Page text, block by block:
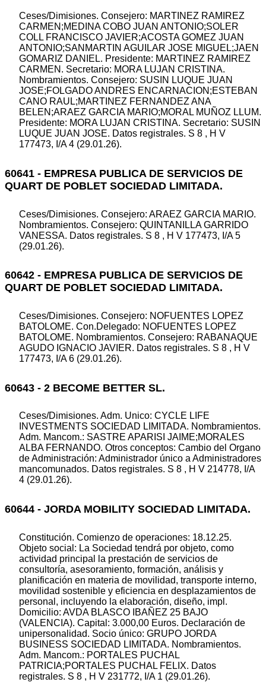
Ceses/Dimisiones. Consejero: MARTINEZ RAMIREZ
CARMEN;MEDINA COBO JUAN ANTONIO;SOLER
COLL FRANCISCO JAVIER;ACOSTA GOMEZ JUAN
ANTONIO;SANMARTIN AGUILAR JOSE MIGUEL;JAEN
GOMARIZ DANIEL. Presidente: MARTINEZ RAMIREZ
CARMEN. Secretario: MORA LUJAN CRISTINA.
Nombramientos. Consejero: SUSIN LUQUE JUAN
JOSE;FOLGADO ANDRES ENCARNACION;ESTEBAN
CANO RAUL;MARTINEZ FERNANDEZ ANA
BELEN;ARAEZ GARCIA MARIO;MORAL MUÑOZ LLUM.
Presidente: MORA LUJAN CRISTINA. Secretario: SUSIN
LUQUE JUAN JOSE. Datos registrales. S 8 , H V
177473, I/A 4 (29.01.26).
60641 - EMPRESA PUBLICA DE SERVICIOS DE
QUART DE POBLET SOCIEDAD LIMITADA.
Ceses/Dimisiones. Consejero: ARAEZ GARCIA MARIO.
Nombramientos. Consejero: QUINTANILLA GARRIDO
VANESSA. Datos registrales. S 8 , H V 177473, I/A 5
(29.01.26).
60642 - EMPRESA PUBLICA DE SERVICIOS DE
QUART DE POBLET SOCIEDAD LIMITADA.
Ceses/Dimisiones. Consejero: NOFUENTES LOPEZ
BATOLOME. Con.Delegado: NOFUENTES LOPEZ
BATOLOME. Nombramientos. Consejero: RABANAQUE
AGUDO IGNACIO JAVIER. Datos registrales. S 8 , H V
177473, I/A 6 (29.01.26).
60643 - 2 BECOME BETTER SL.
Ceses/Dimisiones. Adm. Unico: CYCLE LIFE
INVESTMENTS SOCIEDAD LIMITADA. Nombramientos.
Adm. Mancom.: SASTRE APARISI JAIME;MORALES
ALBA FERNANDO. Otros conceptos: Cambio del Organo
de Administración: Administrador único a Administradores
mancomunados. Datos registrales. S 8 , H V 214778, I/A
4 (29.01.26).
60644 - JORDA MOBILITY SOCIEDAD LIMITADA.
Constitución. Comienzo de operaciones: 18.12.25.
Objeto social: La Sociedad tendrá por objeto, como
actividad principal la prestación de servicios de
consultoría, asesoramiento, formación, análisis y
planificación en materia de movilidad, transporte interno,
movilidad sostenible y eficiencia en desplazamientos de
personal, incluyendo la elaboración, diseño, impl.
Domicilio: AVDA BLASCO IBAÑEZ 25 BAJO
(VALENCIA). Capital: 3.000,00 Euros. Declaración de
unipersonalidad. Socio único: GRUPO JORDA
BUSINESS SOCIEDAD LIMITADA. Nombramientos.
Adm. Mancom.: PORTALES PUCHAL
PATRICIA;PORTALES PUCHAL FELIX. Datos
registrales. S 8 , H V 231772, I/A 1 (29.01.26).